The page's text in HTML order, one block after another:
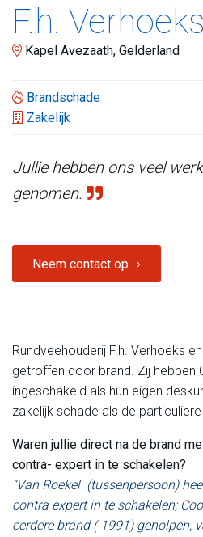
F.h.
Kapel Avezaath, Gelderland
Brandschade
Zakelijk
Jullie hebben ons veel
genomen.
Neem contact op
Rundveehouderij F.h. Verhoeks
getroffen door brand. Zij hebben
ingeschakeld als hun eigen
zakelijk schade als de
Waren jullie direct na de brand
contra- expert in te schakelen?
“Van Roekel (tussenpersoon)
contra expert in te schakelen;
eerdere brand ( 1991) geholpen;